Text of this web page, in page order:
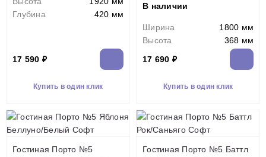
Глубина
420 мм
17 590 ₽
Купить в один клик
В наличии
Ширина
1800 мм
Высота
368 мм
17 690 ₽
Купить в один клик
Гостиная Порто №5
Гостиная Порто №5 Баттл